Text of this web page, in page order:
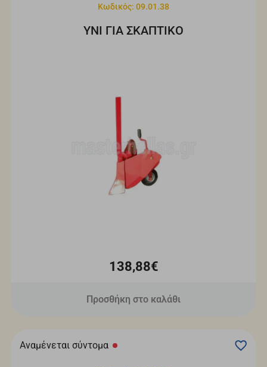
Κωδικός: 09.01.38
YNI ΓΙΑ ΣΚΑΠΤΙΚΟ
138,88€
Προσθήκη στο καλάθι
Αναμένεται σύντομα